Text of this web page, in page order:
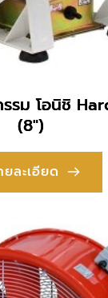
รม โอนิชิ
(8″)
ยละเอียด